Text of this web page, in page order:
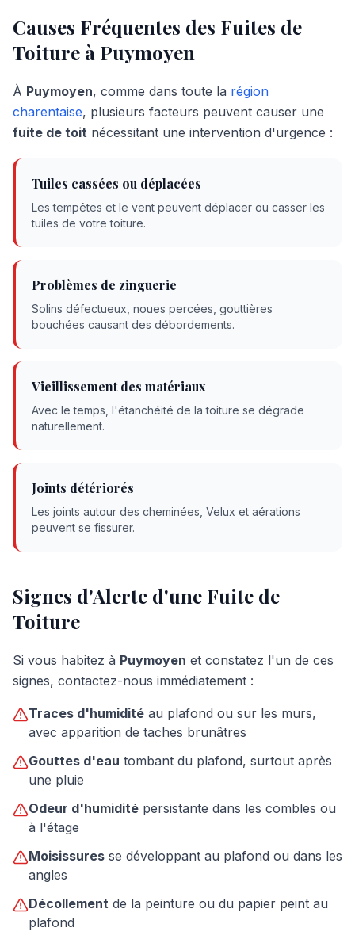
Causes Fréquentes des Fuites de
Toiture à Puymoyen
À Puymoyen, comme dans toute la région
charentaise, plusieurs facteurs peuvent causer une
fuite de toit nécessitant une intervention d'urgence :
Tuiles cassées ou déplacées
Les tempêtes et le vent peuvent déplacer ou casser les
tuiles de votre toiture.
Problèmes de zinguerie
Solins défectueux, noues percées, gouttières
bouchées causant des débordements.
Vieillissement des matériaux
Avec le temps, l'étanchéité de la toiture se dégrade
naturellement.
Joints détériorés
Les joints autour des cheminées, Velux et aérations
peuvent se fissurer.
Signes d'Alerte d'une Fuite de
Toiture
Si vous habitez à Puymoyen et constatez l'un de ces
signes, contactez-nous immédiatement :
Traces d'humidité au plafond ou sur les murs,
avec apparition de taches brunâtres
Gouttes d'eau tombant du plafond, surtout après
une pluie
Odeur d'humidité persistante dans les combles ou
à l'étage
Moisissures se développant au plafond ou dans les
angles
Décollement de la peinture ou du papier peint au
plafond